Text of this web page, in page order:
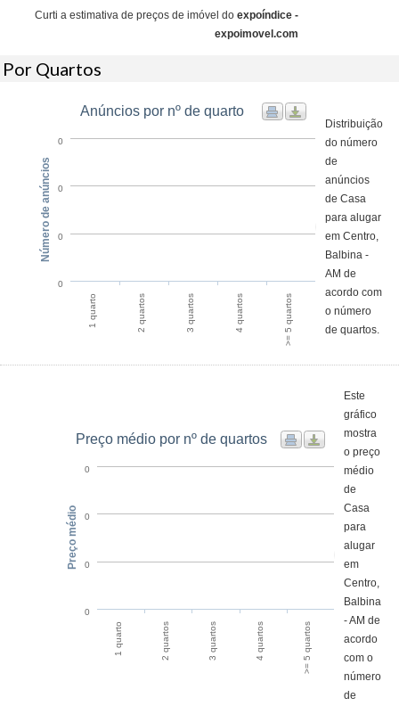
Curti a estimativa de preços de imóvel do expoíndice -
expoimovel.com
Por Quartos
Anúncios por nº de quarto
1 quarto 2 quartos 3 quartos 4 quartos >= 5 quartos
0
0
0
0
Número de anúncios
Distribuição
do número
de
anúncios
de Casa
para alugar
em Centro,
Balbina -
AM de
acordo com
o número
de quartos.
Preço médio por nº de quartos
1 quarto 2 quartos 3 quartos 4 quartos >= 5 quartos
0
0
0
0
Preço médio
Este
gráfico
mostra
o preço
médio
de
Casa
para
alugar
em
Centro,
Balbina
- AM de
acordo
com o
número
de